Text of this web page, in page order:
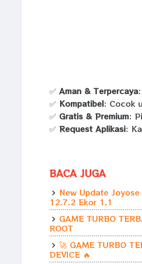
✅ Aman & Terpercaya
✅ Kompatibel: Cocok
✅ Gratis & Premium:
✅ Request Aplikasi:
BACA JUGA
New Update
12.7.2 Ekor 1.1
GAME TURBO
ROOT
🚀 GAME TURBO
DEVICE 🔥